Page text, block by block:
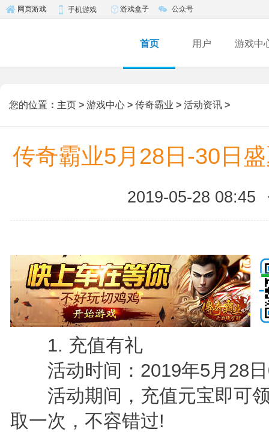
网页游戏 手机游戏 游戏盒子 公众号
首页 用户 游戏中
您的位置 ： 主页 > 游戏中心 > 传奇霸业 > 活动资讯 >
传奇霸业5月28日-30日
2019-05-28 08:45
1. 充值有礼
活动时间：2019年5月28
活动期间，充值元宝即可领
取一次，不容错过!